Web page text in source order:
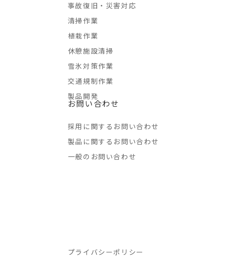
事故復旧・災害対応
清掃作業
植栽作業
休憩施設清掃
雪氷対策作業
交通規制作業
製品開発
お問い合わせ
採用に関するお問い合わせ
製品に関するお問い合わせ
一般のお問い合わせ
プライバシーポリシー